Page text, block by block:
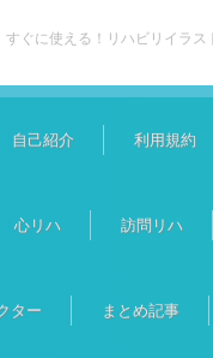
すぐに使える！リハビリイラ
自己紹介 利用規約
心リハ 訪問リハ
ター まとめ記事